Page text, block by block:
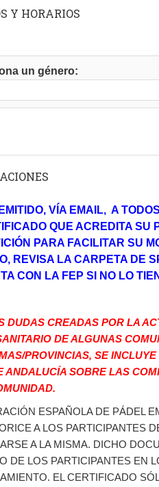
Y HORARIOS
un género:
VÍA EMAIL, A
QUE ACREDITA SU
PARA FACILITAR SU
REVISA LA CARPETA DE
CON LA FEP SI NO LO
DUDAS CREADAS POR LA
DE ALGUNAS
PROVINCIAS, SE
ANDALUCÍA SOBRE LAS
ESPAÑOLA DE PÁDEL
A LOS PARTICIPANTES
A LA MISMA. DICHO
DE LOS PARTICIPANTES EN
EL CERTIFICADO